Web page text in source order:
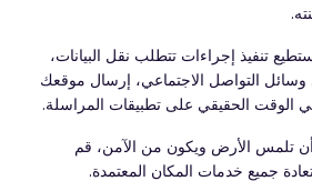
تنفيذ إجراءات تتطلب نقل البيانات،
التواصل الاجتماعي، إرسال موقعك
الوقت الحقيقي على تطبيقات المراسلة.
أن تلمس الأرض ويكون من الآمن، قم
جميع خدمات المكان المعتمدة.